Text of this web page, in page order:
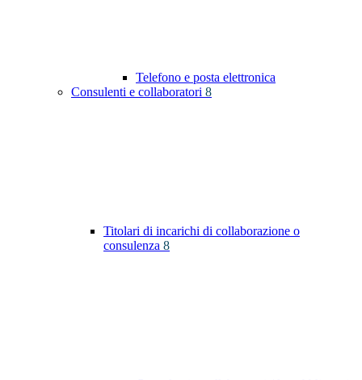
Telefono e posta elettronica
Consulenti e collaboratori 8
Titolari di incarichi di collaborazione o
consulenza 8